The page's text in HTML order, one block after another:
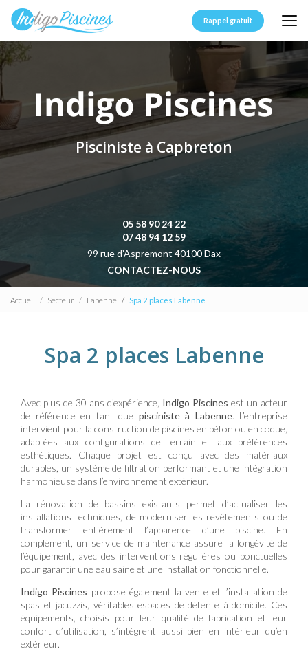
Aller
contenu
principal
Rappel gratuit
Pisciniste à Capbreton
05 58 90 24 22
07 48 94 12 59
99 rue d’Aspremont 40100 Dax
CONTACTEZ-NOUS
Accueil Secteur Labenne Spa 2 places Labenne
Spa 2 places Labenne
Avec plus de 30 ans d’expérience, Indigo Piscines est un acteur
de référence en tant que pisciniste à Labenne. L’entreprise
intervient pour la construction de piscines en béton ou en coque,
adaptées aux configurations de terrain et aux préférences
esthétiques. Chaque projet est conçu avec des matériaux
durables, un système de filtration performant et une intégration
harmonieuse dans l’environnement extérieur.
La rénovation de bassins existants permet d’actualiser les
installations techniques, de moderniser les revêtements ou de
transformer entièrement l’apparence d’une piscine. En
complément, un service de maintenance assure la longévité de
l’équipement, avec des interventions régulières ou ponctuelles
pour garantir une eau saine et une installation fonctionnelle.
Indigo Piscines propose également la vente et l’installation de
spas et jacuzzis, véritables espaces de détente à domicile. Ces
équipements, choisis pour leur qualité de fabrication et leur
confort d’utilisation, s’intègrent aussi bien en intérieur qu’en
extérieur.